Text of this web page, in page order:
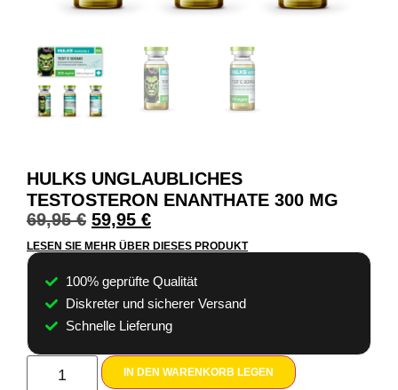
HULKS UNGLAUBLICHES
TESTOSTERON ENANTHATE 300 MG
69,95€ 59,95 €
LESEN SIE MEHR ÜBER DIESES PRODUKT
100% geprüfte Qualität
Diskreter und sicherer Versand
Schnelle Lieferung
IN DEN WARENKORB LEGEN